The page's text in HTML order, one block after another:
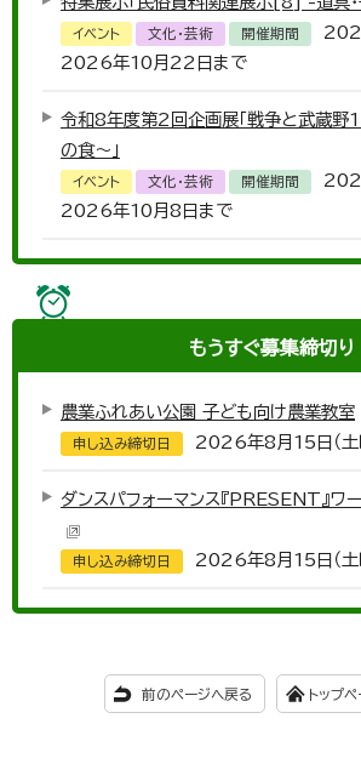
イベント 文化・芸術 開催期間
2026年10月22日まで
令和8年度第2回企画展「戦争と武蔵
の食～」
イベント 文化・芸術 開催期間
2026年10月8日まで
もうすぐ募集締切り
農業ふれあい公園 子ども向け農業教室
申し込み締切日 2026年8月15日（土
ダンスパフォーマンス『PRESENT』ワ
申し込み締切日 2026年8月15日（土
前のページへ戻る トップ